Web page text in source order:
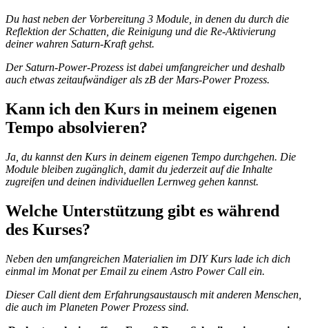
Du hast neben der Vorbereitung 3 Module, in denen du durch die
Reflektion der Schatten, die Reinigung und die Re-Aktivierung
deiner wahren Saturn-Kraft gehst.
Der Saturn-Power-Prozess ist dabei umfangreicher und deshalb
auch etwas zeitaufwändiger als zB der Mars-Power Prozess.
Kann ich den Kurs in meinem eigenen
Tempo absolvieren?
Ja, du kannst den Kurs in deinem eigenen Tempo durchgehen. Die
Module bleiben zugänglich, damit du jederzeit auf die Inhalte
zugreifen und deinen individuellen Lernweg gehen kannst.
Welche Unterstützung gibt es während
des Kurses?
Neben den umfangreichen Materialien im DIY Kurs lade ich dich
einmal im Monat per Email zu einem Astro Power Call ein.
Dieser Call dient dem Erfahrungsaustausch mit anderen Menschen,
die auch im Planeten Power Prozess sind.